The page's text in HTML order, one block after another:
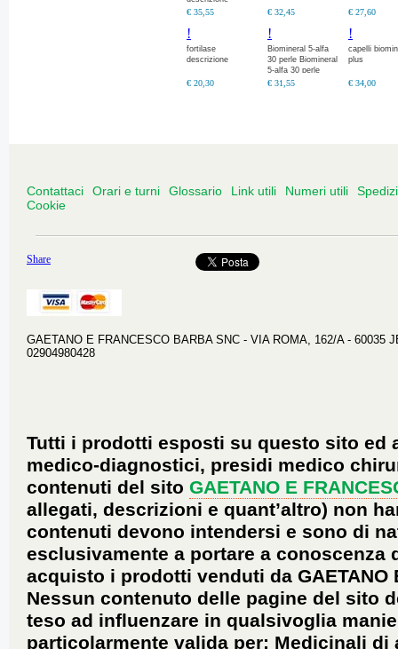
€ 35,55 € 32,45 € 27,60
!
fortilase
descrizione
€ 20,30
!
Biomineral 5-alfa
30 perle Biomineral
5-alfa 30 perle
€ 31,55
!
capelli
plus
€ 34,00
Contattaci Orari e turni Glossario Link utili Numeri utili
Cookie
Share
GAETANO E FRANCESCO BARBA SNC - VIA ROMA, 162/A - 60035
02904980428
Tutti i prodotti esposti su questo sito
medico-diagnostici, presidi medico
contenuti del sito GAETANO E
allegati, descrizioni e quant’altro) non
contenuti devono intendersi e sono di
esclusivamente a portare a
acquisto i prodotti venduti da GAETANO
Nessun contenuto delle pagine del sito
teso ad influenzare in qualsivoglia
particolarmente valida per: Medicinali